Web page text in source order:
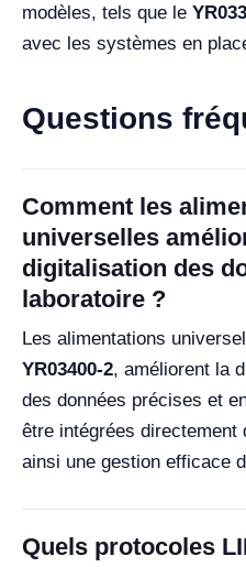
modèles, tels que le
avec les systèmes en
Questions
Comment les
universelles
digitalisation des
laboratoire ?
Les alimentations
YR03400-2, améliorent la
des données précises et
être intégrées
ainsi une gestion efficace
Quels protocoles